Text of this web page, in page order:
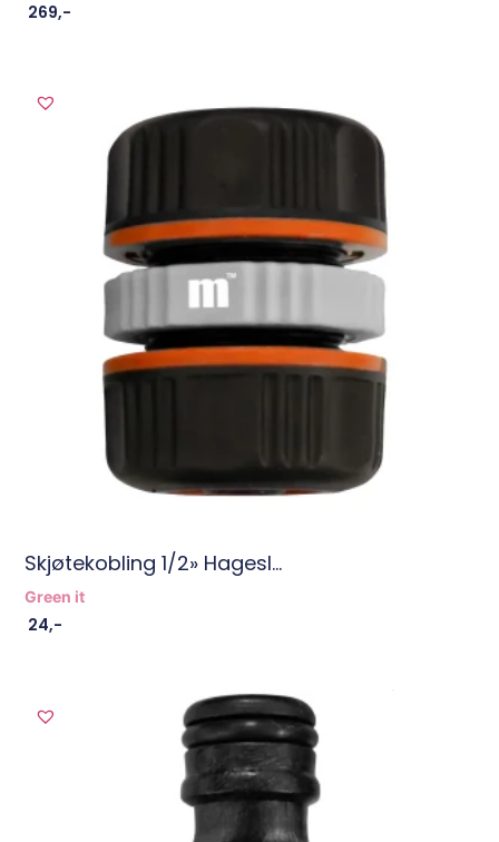
269,-
Skjøtekobling 1/2» Hagesl...
Green it
24,-